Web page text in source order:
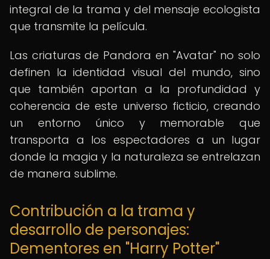
integral de la trama y del mensaje ecologista
que transmite la película.
Las criaturas de Pandora en "Avatar" no solo
definen la identidad visual del mundo, sino
que también aportan a la profundidad y
coherencia de este universo ficticio, creando
un entorno único y memorable que
transporta a los espectadores a un lugar
donde la magia y la naturaleza se entrelazan
de manera sublime.
Contribución a la trama y
desarrollo de personajes:
Dementores en "Harry Potter"